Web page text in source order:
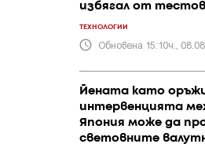
избягал от
ТЕХНОЛОГИИ
Обновена 15:10ч.,
Йената като
интервенцията
Япония може да
световните